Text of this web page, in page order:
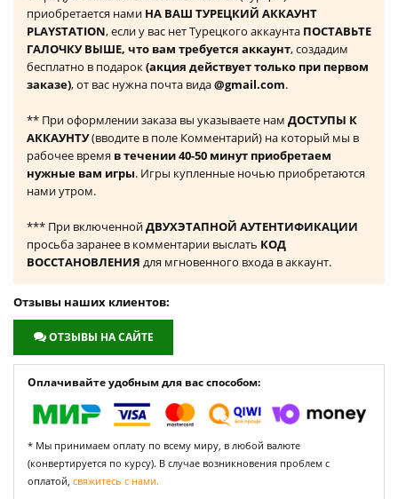
приобретается нами НА ВАШ ТУРЕЦКИЙ АККАУНТ
PLAYSTATION, если у вас нет Турецкого аккаунта ПОСТАВЬТЕ
ГАЛОЧКУ ВЫШЕ, что вам требуется аккаунт, создадим
бесплатно в подарок(акция действует только при первом
заказе), от вас нужна почта вида@gmail.com.
** При оформлении заказа вы указываете нам ДОСТУПЫ К
АККАУНТУ(вводите в поле Комментарий) на который мы в
рабочее время в течении 40-50 минут приобретаем
нужные вам игры. Игры купленные ночью приобретаются
нами утром.
*** При включеннойДВУХЭТАПНОЙ АУТЕНТИФИКАЦИИ
просьба заранее в комментарии выслать КОД
ВОССТАНОВЛЕНИЯ для мгновенного входа в аккаунт.
Отзывы наших клиентов:
ОТЗЫВЫ НА САЙТЕ
Оплачивайте удобным для вас способом:
* Мы принимаем оплату по всему миру, в любой валюте
(конвертируется по курсу). В случае возникновения проблем с
оплатой, свяжитесь с нами.